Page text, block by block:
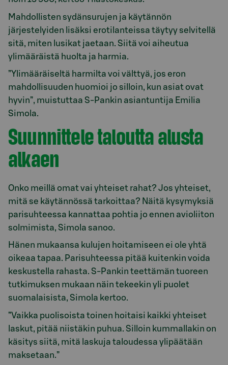
Mahdollisten sydänsurujen ja käytännön
järjestelyiden lisäksi erotilanteissa täytyy selvitellä
sitä, miten lusikat jaetaan. Siitä voi aiheutua
ylimääräistä huolta ja harmia.
”Ylimääräiseltä harmilta voi välttyä, jos eron
mahdollisuuden huomioi jo silloin, kun asiat ovat
hyvin”, muistuttaa S-Pankin asiantuntija Emilia
Simola.
Suunnittele taloutta alusta
alkaen
Onko meillä omat vai yhteiset rahat? Jos yhteiset,
mitä se käytännössä tarkoittaa? Näitä kysymyksiä
parisuhteessa kannattaa pohtia jo ennen avioliiton
solmimista, Simola sanoo.
Hänen mukaansa kulujen hoitamiseen ei ole yhtä
oikeaa tapaa. Parisuhteessa pitää kuitenkin voida
keskustella rahasta. S-Pankin teettämän tuoreen
tutkimuksen mukaan näin tekeekin yli puolet
suomalaisista, Simola kertoo.
”Vaikka puolisoista toinen hoitaisi kaikki yhteiset
laskut, pitää niistäkin puhua. Silloin kummallakin on
käsitys siitä, mitä laskuja taloudessa ylipäätään
maksetaan.”